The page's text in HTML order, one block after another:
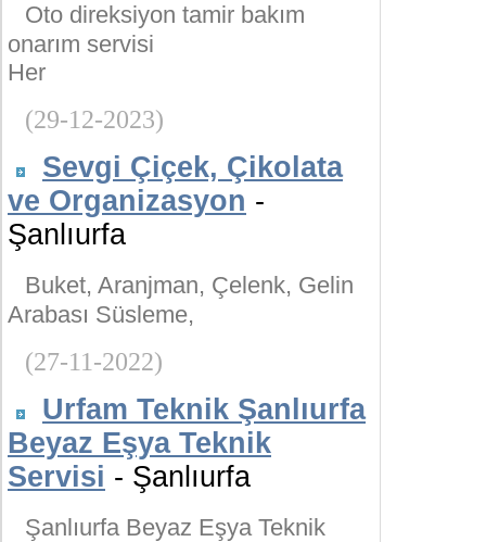
Oto direksiyon tamir bakım
onarım servisi
Her
(29-12-2023)
Sevgi Çiçek, Çikolata
ve Organizasyon -
Şanlıurfa
Buket, Aranjman, Çelenk, Gelin
Arabası Süsleme,
(27-11-2022)
Urfam Teknik Şanlıurfa
Beyaz Eşya Teknik
Servisi - Şanlıurfa
Şanlıurfa Beyaz Eşya Teknik